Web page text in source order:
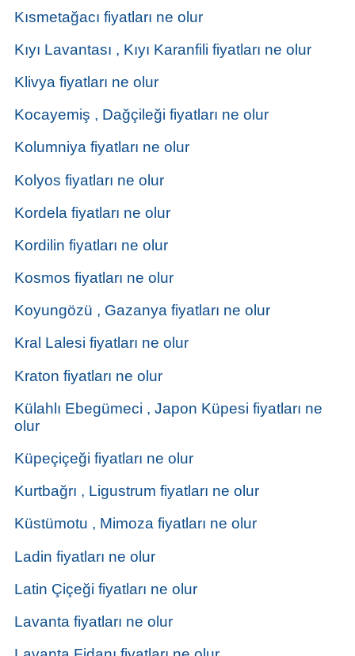
Kısmetağacı fiyatları ne olur
Kıyı Lavantası , Kıyı Karanfili fiyatları ne olur
Klivya fiyatları ne olur
Kocayemiş , Dağçileği fiyatları ne olur
Kolumniya fiyatları ne olur
Kolyos fiyatları ne olur
Kordela fiyatları ne olur
Kordilin fiyatları ne olur
Kosmos fiyatları ne olur
Koyungözü , Gazanya fiyatları ne olur
Kral Lalesi fiyatları ne olur
Kraton fiyatları ne olur
Külahlı Ebegümeci , Japon Küpesi fiyatları ne
olur
Küpeçiçeği fiyatları ne olur
Kurtbağrı , Ligustrum fiyatları ne olur
Küstümotu , Mimoza fiyatları ne olur
Ladin fiyatları ne olur
Latin Çiçeği fiyatları ne olur
Lavanta fiyatları ne olur